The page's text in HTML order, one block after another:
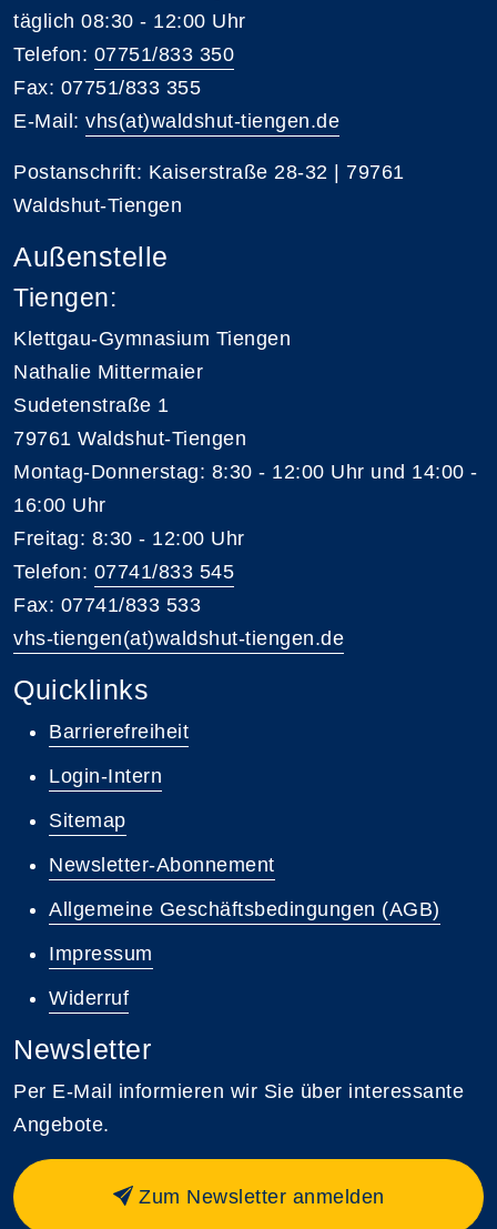
täglich 08:30 - 12:00 Uhr
Telefon: 07751/833 350
Fax: 07751/833 355
E-Mail: vhs(at)waldshut-tiengen.de
Postanschrift: Kaiserstraße 28-32 | 79761
Waldshut-Tiengen
Außenstelle
Tiengen:
Klettgau-Gymnasium Tiengen
Nathalie Mittermaier
Sudetenstraße 1
79761 Waldshut-Tiengen
Montag-Donnerstag: 8:30 - 12:00 Uhr und 14:00 -
16:00 Uhr
Freitag: 8:30 - 12:00 Uhr
Telefon: 07741/833 545
Fax: 07741/833 533
vhs-tiengen(at)waldshut-tiengen.de
Quicklinks
Barrierefreiheit
Login-Intern
Sitemap
Newsletter-Abonnement
Allgemeine Geschäftsbedingungen (AGB)
Impressum
Widerruf
Newsletter
Per E-Mail informieren wir Sie über interessante
Angebote.
Zum Newsletter anmelden